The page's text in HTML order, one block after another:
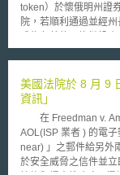
token）於懷俄明州證
院，若順利通過並經
籌（Initial Coin Offerings, ICO）。 該法案
管。三種要件分別為
而行銷；二、該代幣須
或發行者不得主動進
操縱代幣二級市場之價格之協議或
關區塊鏈之法案亦正
加密貨幣免受懷俄明
可使加密貨幣在懷俄
美國法院於 8 月 9
資訊」
在 Freedman v.
AOL(ISP 業者 ) 的電
near) 」之郵件給另外
於安全威脅之信件並